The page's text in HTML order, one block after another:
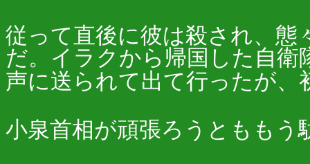
従って直後に彼は殺され、態
だ。イラクから帰国した自
声に送られて出て行ったが
小泉首相が頑張ろうとももう